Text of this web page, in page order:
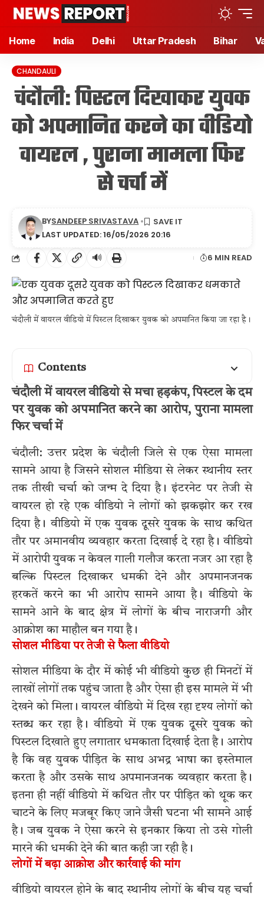
Home India Delhi Uttar Pradesh Bihar
CHANDAULI
चंदौली: पिस्टल दिखाकर युवक
को अपमानित करने का वीडियो
वायरल , पुराना मामला फिर
से चर्चा में
LAST UPDATED: 16/05/2026 20:16
BYSANDEEP SRIVASTAVA
🔊 6 MIN READ
चंदौली में वायरल वीडियो में पिस्टल दिखाकर युवक को अपमानित किया जा रहा है।
Contents
चंदौली में वायरल वीडियो से मचा हड़कंप, पिस्टल के दम
पर युवक को अपमानित करने का आरोप, पुराना मामला
फिर चर्चा में
चंदौली: उत्तर प्रदेश के चंदौली जिले से एक ऐसा मामला
सामने आया है जिसने सोशल मीडिया से लेकर स्थानीय स्तर
तक तीखी चर्चा को जन्म दे दिया है। इंटरनेट पर तेजी से
वायरल हो रहे एक वीडियो ने लोगों को झकझोर कर रख
दिया है। वीडियो में एक युवक दूसरे युवक के साथ कथित
तौर पर अमानवीय व्यवहार करता दिखाई दे रहा है। वीडियो
में आरोपी युवक न केवल गाली गलौज करता नजर आ रहा है
बल्कि पिस्टल दिखाकर धमकी देने और अपमानजनक
हरकतें करने का भी आरोप सामने आया है। वीडियो के
सामने आने के बाद क्षेत्र में लोगों के बीच नाराजगी और
आक्रोश का माहौल बन गया है।
सोशल मीडिया पर तेजी से फैला वीडियो
सोशल मीडिया के दौर में कोई भी वीडियो कुछ ही मिनटों में
लाखों लोगों तक पहुंच जाता है और ऐसा ही इस मामले में भी
देखने को मिला। वायरल वीडियो में दिख रहा दृश्य लोगों को
स्तब्ध कर रहा है। वीडियो में एक युवक दूसरे युवक को
पिस्टल दिखाते हुए लगातार धमकाता दिखाई देता है। आरोप
है कि वह युवक पीड़ित के साथ अभद्र भाषा का इस्तेमाल
करता है और उसके साथ अपमानजनक व्यवहार करता है।
इतना ही नहीं वीडियो में कथित तौर पर पीड़ित को थूक कर
चाटने के लिए मजबूर किए जाने जैसी घटना भी सामने आई
है। जब युवक ने ऐसा करने से इनकार किया तो उसे गोली
मारने की धमकी देने की बात कही जा रही है।
लोगों में बढ़ा आक्रोश और कार्रवाई की मांग
वीडियो वायरल होने के बाद स्थानीय लोगों के बीच यह चर्चा